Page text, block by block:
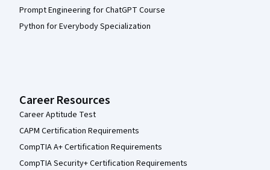
Prompt Engineering for ChatGPT Course
Python for Everybody Specialization
Career Resources
Career Aptitude Test
CAPM Certification Requirements
CompTIA A+ Certification Requirements
CompTIA Security+ Certification Requirements